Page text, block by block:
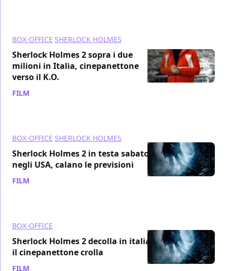
BOX-OFFICE SHERLOCK HOLMES
Sherlock Holmes 2 sopra i due
milioni in Italia, cinepanettone
verso il K.O.
FILM
BOX-OFFICE SHERLOCK HOLMES
Sherlock Holmes 2 in testa sabato
negli USA, calano le previsioni
FILM
BOX-OFFICE
Sherlock Holmes 2 decolla in italia,
il cinepanettone crolla
FILM